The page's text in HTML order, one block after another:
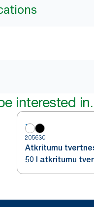
interested
205630
Atkritumu
50 l atkritumu